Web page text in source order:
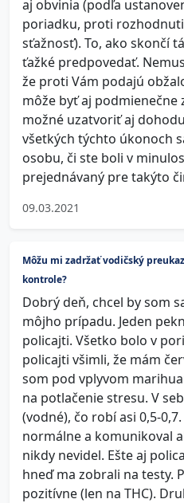
aj obvinia (podľa
poriadku, proti
sťažnosť). To, ako skončí
ťažké predpovedať.
že proti Vám podajú
môže byť aj podmienečne
možné uzatvoriť aj
všetkých týchto úkonoch
osobu, či ste boli v
prejednávaný pre takýto
09.03.2021
Môžu mi zadržať vodičský
kontrole?
Dobrý deň, chcel by som
môjho prípadu. Jeden
policajti. Všetko bolo v
policajti všimli, že mám
som pod vplyvom
na potlačenie stresu. V
(vodné), čo robí asi 0,5-
normálne a komunikoval
nikdy nevidel. Ešte aj
hneď ma zobrali na testy.
pozitívne (len na THC).